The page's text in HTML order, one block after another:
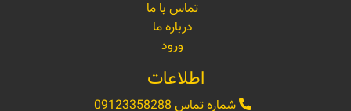
تماس با ما
درباره ما
ورود
اطلاعات
شماره تماس 09123358288